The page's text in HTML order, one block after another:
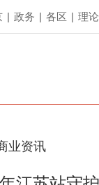
| 政务 | 各区 | 理论
业资讯